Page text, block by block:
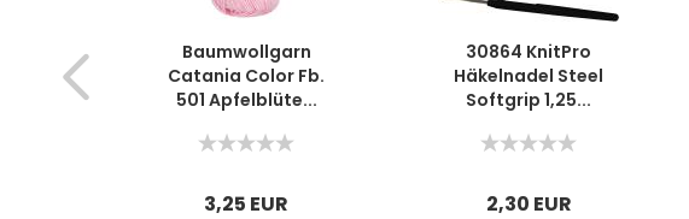
Baumwollgarn
Catania Color Fb.
501 Apfelblüte...
3,25 EUR
30864 KnitPro
Häkelnadel Steel
Softgrip 1,25...
2,30 EUR